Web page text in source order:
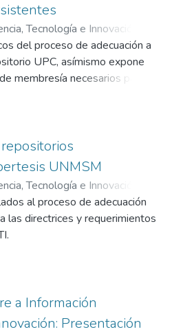
Tecnología e Innovación
2021-04-22)
del proceso de adecuación a
UPC, asímismo expone
membresía necesarios para la
Handle.
UNMSM
Tecnología e Innovación
2021-04-22)
al proceso de adecuación
las directrices y requerimientos
a Información
Presentación